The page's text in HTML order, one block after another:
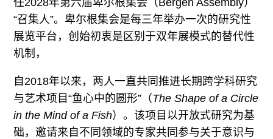
“召集人”。卑尔根集会是每三年举办一次的研究性
展览平台，创始初衷是区别于双年展模式的替代性
机制，
自2018年以来，两人一直共同推进长期跨学科研究
与艺术项目“鱼心中的圆形”（The Shape of a Circle
in the Mind of a Fish）。该项目以开放式研究为基
础，邀请来自不同领域的专家共同参与关于意识与